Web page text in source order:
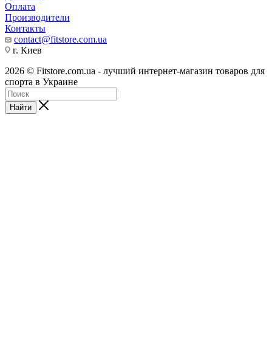
Оплата
Производители
Контакты
contact@fitstore.com.ua
г. Киев
2026 © Fitstore.com.ua - лучший интернет-магазин товаров для
спорта в Украине
Найти